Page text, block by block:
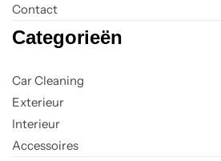
Contact
Categorieën
Car Cleaning
Exterieur
Interieur
Accessoires